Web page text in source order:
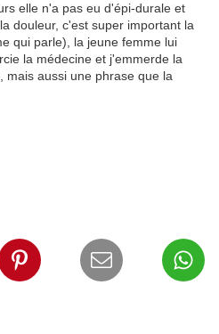
elle n'a pas eu d'épi-durale et
douleur, c'est super important la
qui parle), la jeune femme lui
la médecine et j'emmerde la
mais aussi une phrase que la